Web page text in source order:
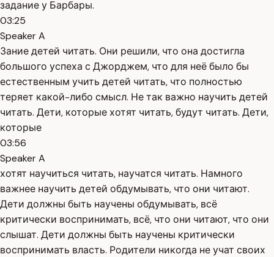
задание у Барбары.
03:25
Speaker A
Зание детей читать. Они решили, что она достигла
большого успеха с Джорджем, что для неё было бы
естественным учить детей читать, что полностью
теряет какой-либо смысл. Не так важно научить детей
читать. Дети, которые хотят читать, будут читать. Дети,
которые
03:56
Speaker A
хотят научиться читать, научатся читать. Намного
важнее научить детей обдумывать, что они читают.
Дети должны быть научены обдумывать, всё
критически воспринимать, всё, что они читают, что они
слышат. Дети должны быть научены критически
воспринимать власть. Родители никогда не учат своих